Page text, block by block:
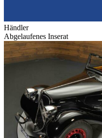
Händler
Abgelaufenes Inserat